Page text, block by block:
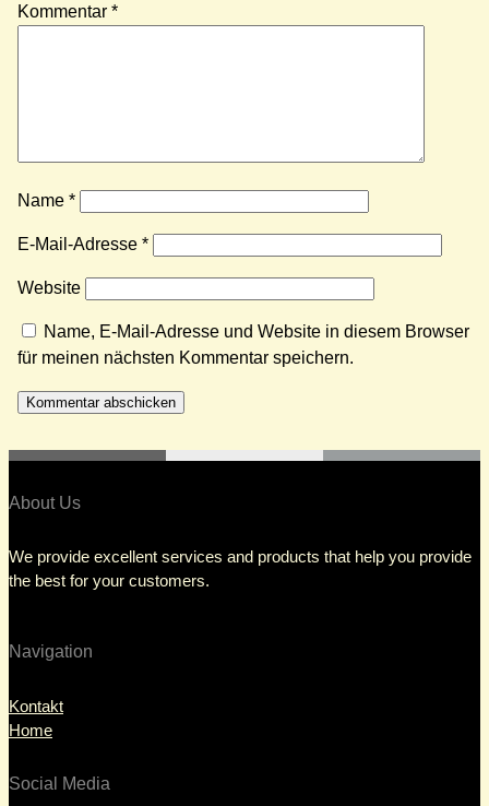
Kommentar *
Name *
E-Mail-Adresse *
Website
Name, E-Mail-Adresse und Website in diesem Browser
für meinen nächsten Kommentar speichern.
About Us
We provide excellent services and products that help you provide
the best for your customers.
Navigation
Kontakt
Home
Social Media